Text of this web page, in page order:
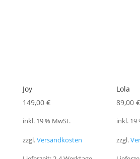
Joy
149,00 €
inkl. 19 % MwSt.
zzgl.Versandkosten
Lola
89,00€
inkl. 19
zzgl.